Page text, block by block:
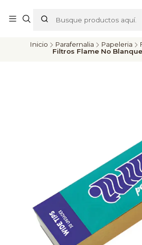
ENVÍOS A TODO
Inicio Parafernalia Papeleria
Filtros Flame No